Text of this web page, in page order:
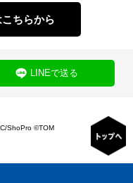
ちらから
LINEで送る
ShoPro ©TOM